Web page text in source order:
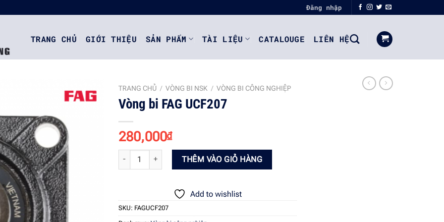
Đăng nhập
TRANG CHỦ GIỚI THIỆU SẢN PHẨM TÀI LIỆU CATALOUGE LIÊN HỆ
TRANG CHỦ / VÒNG BI NSK / VÒNG BI CÔNG NGHIỆP
Vòng bi FAG UCF207
280,000₫
Vòng bi FAG UCF207 số lượngTHÊM VÀO GIỎ HÀNG
Add to wishlist
SKU: FAGUCF207